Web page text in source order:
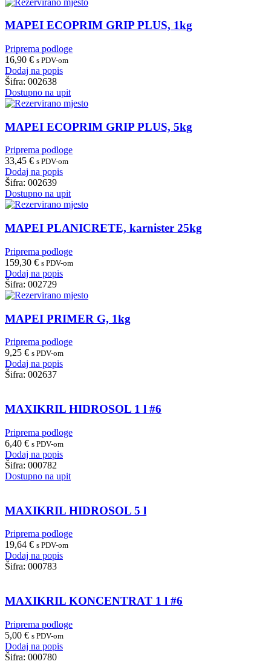
MAPEI ECOPRIM GRIP PLUS, 1kg
Priprema podloge
16,90 € s PDV-om
Dodaj na popis
Šifra: 002638
Dostupno na upit
MAPEI ECOPRIM GRIP PLUS, 5kg
Priprema podloge
33,45 € s PDV-om
Dodaj na popis
Šifra: 002639
Dostupno na upit
MAPEI PLANICRETE, karnister 25kg
Priprema podloge
159,30 € s PDV-om
Dodaj na popis
Šifra: 002729
MAPEI PRIMER G, 1kg
Priprema podloge
9,25 € s PDV-om
Dodaj na popis
Šifra: 002637
MAXIKRIL HIDROSOL 1 l #6
Priprema podloge
6,40 € s PDV-om
Dodaj na popis
Šifra: 000782
Dostupno na upit
MAXIKRIL HIDROSOL 5 l
Priprema podloge
19,64 € s PDV-om
Dodaj na popis
Šifra: 000783
MAXIKRIL KONCENTRAT 1 l #6
Priprema podloge
5,00 € s PDV-om
Dodaj na popis
Šifra: 000780